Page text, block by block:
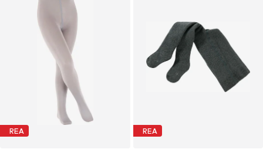
REA REA